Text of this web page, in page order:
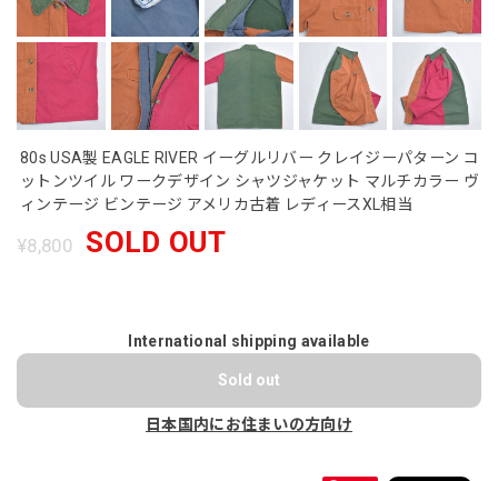
80s USA製 EAGLE RIVER イーグルリバー クレイジーパターン コ
ットンツイル ワークデザイン シャツジャケット マルチカラー ヴ
ィンテージ ビンテージ アメリカ古着 レディースXL相当
¥8,800 SOLD OUT
International shipping available
Sold out
日本国内にお住まいの方向け